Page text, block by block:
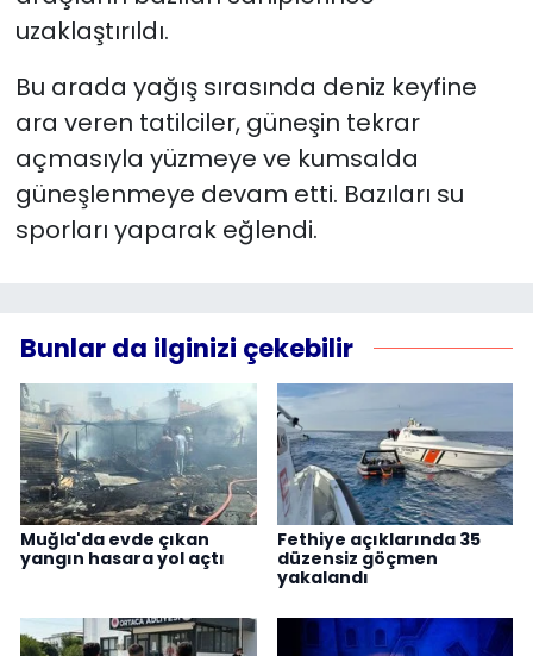
uzaklaştırıldı.
Bu arada yağış sırasında deniz keyfine
ara veren tatilciler, güneşin tekrar
açmasıyla yüzmeye ve kumsalda
güneşlenmeye devam etti. Bazıları su
sporları yaparak eğlendi.
Bunlar da ilginizi çekebilir
Muğla'da evde çıkan
yangın hasara yol açtı
Fethiye açıklarında 35
düzensiz göçmen
yakalandı